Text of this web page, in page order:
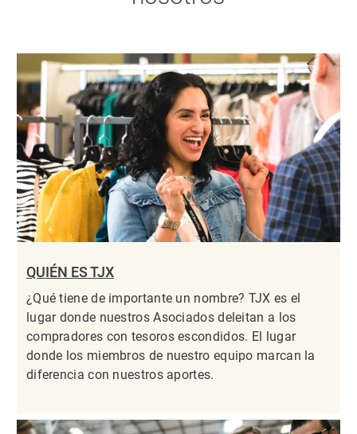
QUIÉN ES TJX
¿Qué tiene de importante un nombre? TJX es el
lugar donde nuestros Asociados deleitan a los
compradores con tesoros escondidos. El lugar
donde los miembros de nuestro equipo marcan la
diferencia con nuestros aportes.